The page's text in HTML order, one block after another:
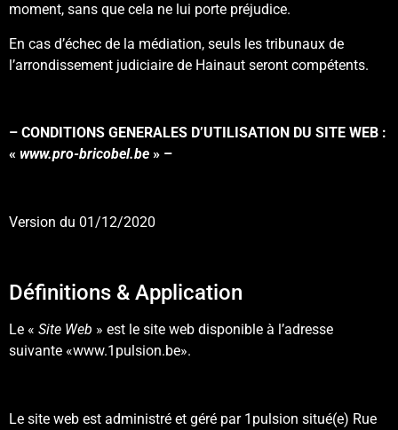
moment, sans que cela ne lui porte préjudice.
En cas d’échec de la médiation, seuls les tribunaux de
l’arrondissement judiciaire de Hainaut seront compétents.
– CONDITIONS GENERALES D’UTILISATION DU SITE WEB :
« www.pro-bricobel.be » –
Version du 01/12/2020
Définitions & Application
Le « Site Web » est le site web disponible à l’adresse
suivante «www.1pulsion.be».
Le site web est administré et géré par 1pulsion situé(e) Rue